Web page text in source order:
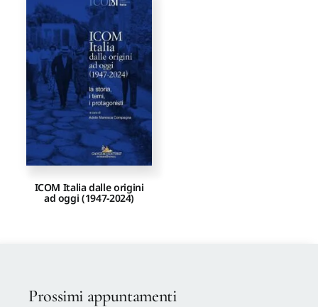
ICOM Italia dalle origini
ad oggi (1947-2024)
Prossimi appuntamenti